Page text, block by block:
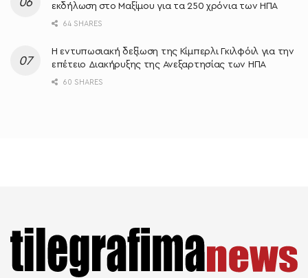
εκδήλωση στο Μαξίμου για τα 250 χρόνια των ΗΠΑ
64 SHARES
Η εντυπωσιακή δεξίωση της Κίμπερλι Γκιλφόιλ για την
επέτειο Διακήρυξης της Ανεξαρτησίας των ΗΠΑ
60 SHARES